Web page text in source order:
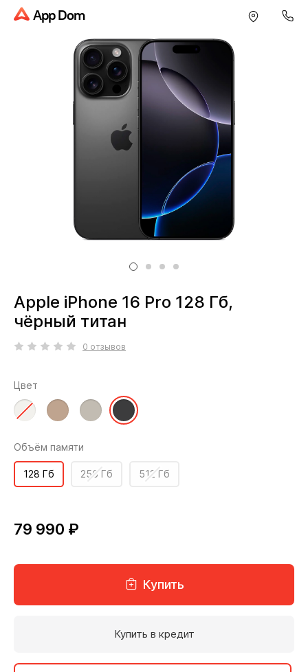
App Dom
Apple iPhone 16 Pro 128 Гб,
чёрный титан
0 отзывов
Цвет
Объём памяти
128 Гб 256 Гб 512 Гб
79 990 ₽
Купить
Купить в кредит